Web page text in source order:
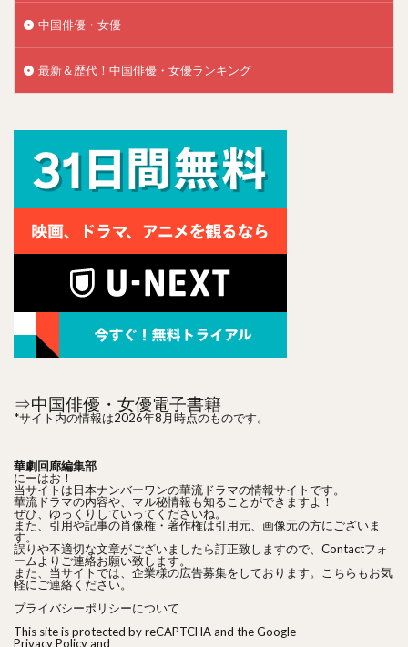
中国俳優・女優
最新＆歴代！中国俳優・女優ランキング
⇒中国俳優・女優電子書籍
*サイト内の情報は2026年8月時点のものです。
華劇回廊編集部
にーはお！
当サイトは日本ナンバーワンの華流ドラマの情報サイトです。
華流ドラマの内容や、マル秘情報も知ることができますよ！
ぜひ、ゆっくりしていってくださいね。
また、引用や記事の肖像権・著作権は引用元、画像元の方にございま
す。
誤りや不適切な文章がございましたら訂正致しますので、Contactフォ
ームよりご連絡お願い致します。
また、当サイトでは、企業様の広告募集をしております。こちらもお気
軽にご連絡ください。
プライバシーポリシーについて
This site is protected by reCAPTCHA and the Google
Privacy Policyand